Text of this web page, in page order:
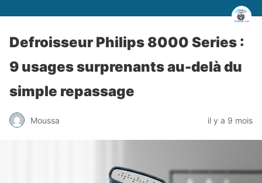
Defroisseur Philips 8000 Series :
9 usages surprenants au-delà du
simple repassage
Moussa il y a 9 mois